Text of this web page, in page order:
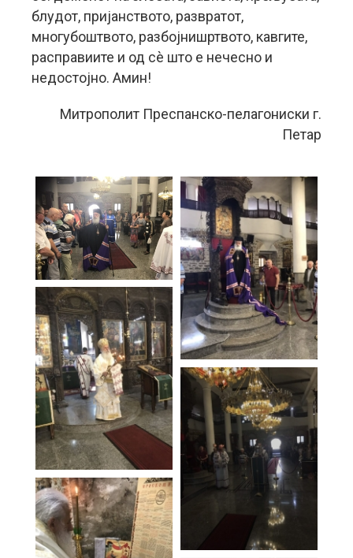
блудот, пријанството, развратот,
многубоштвото, разбојнишртвото, кавгите,
расправиите и од сè што е нечесно и
недостојно. Амин!
Митрополит Преспанско-пелагониски г.
Петар